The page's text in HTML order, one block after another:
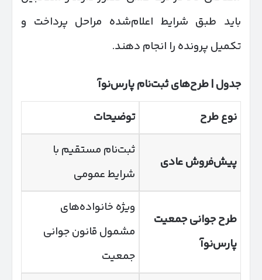
باید طبق شرایط اعلام‌شده مراحل پرداخت و
تکمیل پرونده را انجام دهند.
جدول | طرح‌های ثبت‌نام پارس‌نوآ
نوع طرح
توضیحات
پیش‌فروش عادی
ثبت‌نام مستقیم با
شرایط عمومی
طرح جوانی جمعیت
پارس‌نوآ
ویژه خانواده‌های
مشمول قانون جوانی
جمعیت